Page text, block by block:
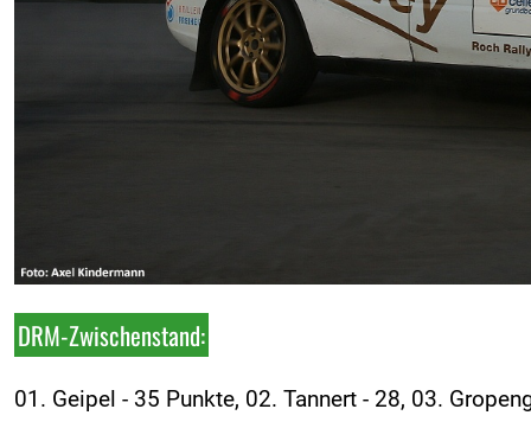
DRM-Zwischenstand:
01. Geipel - 35 Punkte, 02. Tannert - 28, 03.